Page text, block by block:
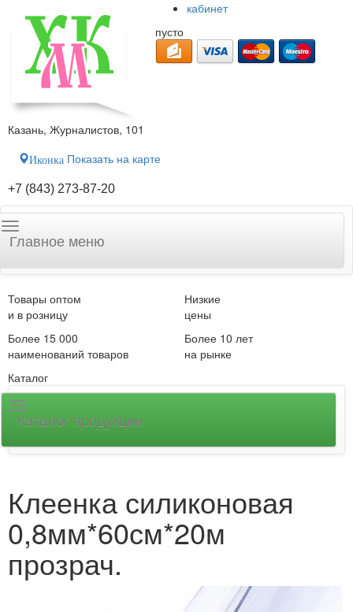
кабинет
пусто
Казань, Журналистов, 101
Иконка Показать на карте
+7 (843) 273-87-20
Главное меню
Товары оптом
и в розницу
Низкие
цены
Более 15 000
наименований товаров
Более 10 лет
на рынке
Каталог
Каталог продукции
Клеенка силиконовая
0,8мм*60см*20м
прозрач.